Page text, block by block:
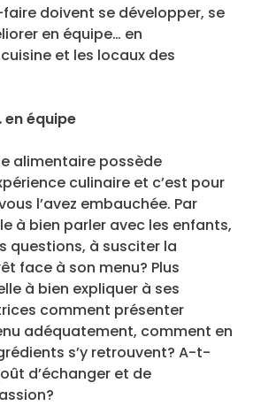
doivent se développer, se
en équipe… en
et les locaux des
équipe
alimentaire possède
culinaire et c’est pour
l’avez embauchée. Par
à bien parler avec les enfants,
questions, à susciter la
face à son menu? Plus
à bien expliquer à ses
comment présenter
adéquatement, comment en
s’y retrouvent? A-t-
d’échanger et de